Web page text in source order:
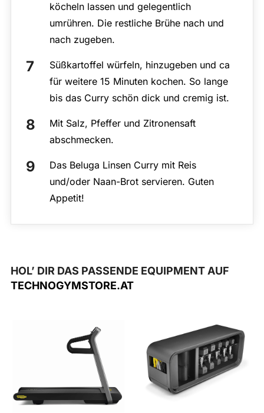
köcheln lassen und gelegentlich
umrühren. Die restliche Brühe nach und
nach zugeben.
Süßkartoffel würfeln, hinzugeben und ca
für weitere 15 Minuten kochen. So lange
bis das Curry schön dick und cremig ist.
Mit Salz, Pfeffer und Zitronensaft
abschmecken.
Das Beluga Linsen Curry mit Reis
und/oder Naan-Brot servieren. Guten
Appetit!
HOL’ DIR DAS PASSENDE EQUIPMENT AUF
TECHNOGYMSTORE.AT